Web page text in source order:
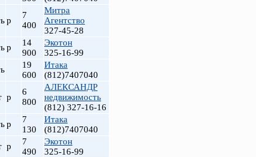
р
7
400
Митра
Агентство
327-45-28
р
14
900
Экотон
325-16-99
19
600
Итака
(812)7407040
р
6
800
АЛЕКСАНДР
недвижимость
(812) 327-16-16
р
7
130
Итака
(812)7407040
р
7
490
Экотон
325-16-99